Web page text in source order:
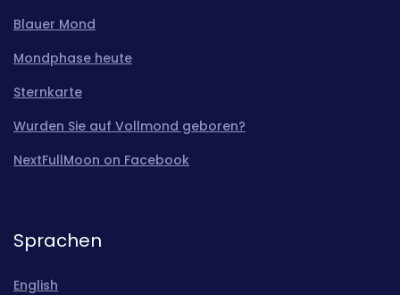
Blauer Mond
Mondphase heute
Sternkarte
Wurden Sie auf Vollmond geboren?
NextFullMoon on Facebook
Sprachen
English